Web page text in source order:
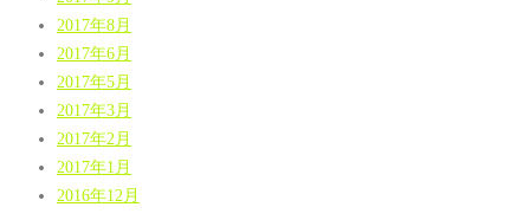
2017年8月
2017年6月
2017年5月
2017年3月
2017年2月
2017年1月
2016年12月